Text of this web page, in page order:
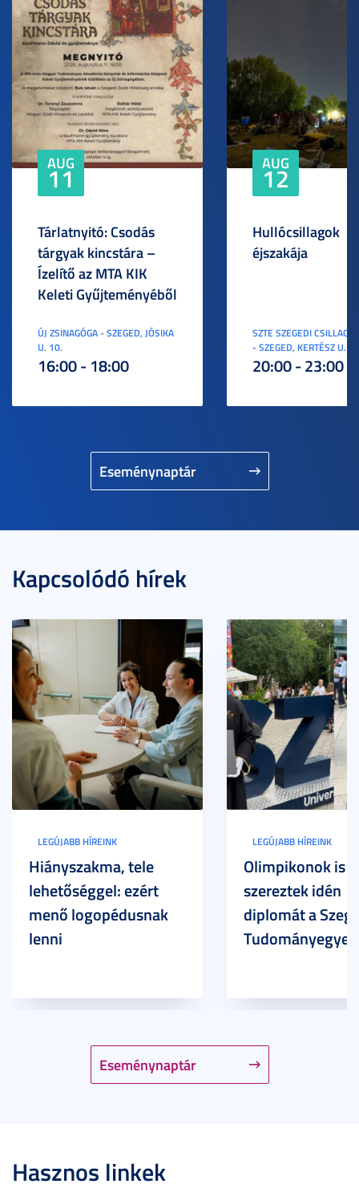
Eseménynaptár
AUG
11
Tárlatnyitó: Csodás
tárgyak kincstára –
Ízelítő az MTA KIK
Keleti Gyűjteményéből
ÚJ ZSINAGÓGA - SZEGED, JÓSIKA
U. 10.
16:00 - 18:00
AUG
12
Hullócsillagok
éjszakája
SZTE SZEGEDI
- SZEGED, KERTÉSZ U. 3.
20:00 - 23:00
Kapcsolódó hírek
Eseménynaptár
LEGÚJABB HÍREINK
Hiányszakma, tele
lehetőséggel: ezért
menő logopédusnak
lenni
LEGÚJABB HÍREINK
Olimpikonok is
szereztek idén
diplomát a
Hasznos linkek